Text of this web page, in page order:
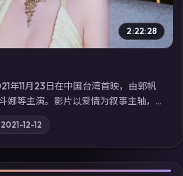
2:22:28
年11月23日在中国台湾首映，由郭帆
娜等主演。影片以爱情为叙事主轴，
故后逐渐模糊；摄影与配乐强化地域
免费观看高清电视剧在线看」延展检
清在线追剧体验。
2021-12-12